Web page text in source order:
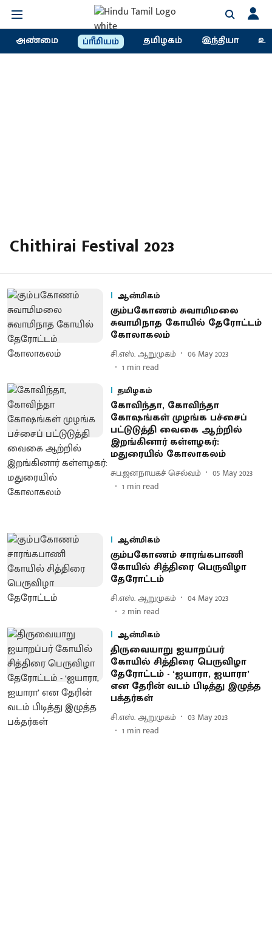
அண்மை ப்ரீமியம் தமிழகம் இந்தியா
Chithirai Festival 2023
ஆன்மிகம்
கும்பகோணம் சுவாமிமலை
சுவாமிநாத கோயில் தேரோட்டம்
கோலாகலம்
சி.எஸ். ஆறுமுகம்
06 May 2023
1 min read
தமிழகம்
கோவிந்தா, கோவிந்தா
கோஷங்கள் முழங்க பச்சைப்
பட்டுடுத்தி வைகை ஆற்றில்
இறங்கினார் கள்ளழகர்:
மதுரையில் கோலாகலம்
சுப.ஜனநாயகச் செல்வம்
05 May 2023
1 min read
ஆன்மிகம்
கும்பகோணம் சாரங்கபாணி
கோயில் சித்திரை பெருவிழா
தேரோட்டம்
சி.எஸ். ஆறுமுகம்
04 May 2023
2 min read
ஆன்மிகம்
திருவையாறு ஐயாறப்பர்
கோயில் சித்திரை பெருவிழா
தேரோட்டம் - ‘ஐயாரா, ஐயாரா’
என தேரின் வடம் பிடித்து இழுத்த
பக்தர்கள்
சி.எஸ். ஆறுமுகம்
03 May 2023
1 min read